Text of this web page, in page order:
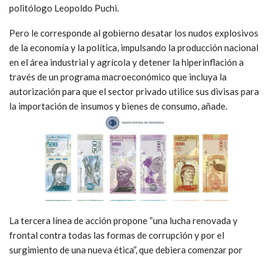
politólogo Leopoldo Puchi.
Pero le corresponde al gobierno desatar los nudos explosivos
de la economía y la política, impulsando la producción nacional
en el área industrial y agrícola y detener la hiperinflación a
través de un programa macroeconómico que incluya la
autorización para que el sector privado utilice sus divisas para
la importación de insumos y bienes de consumo, añade.
La tercera línea de acción propone “una lucha renovada y
frontal contra todas las formas de corrupción y por el
surgimiento de una nueva ética”, que debiera comenzar por